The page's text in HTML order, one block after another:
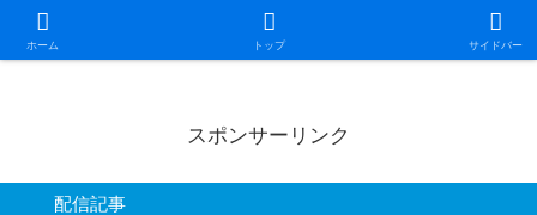
ホーム トップ サイドバー
日本第一！ニュース録
スポンサーリンク
配信記事